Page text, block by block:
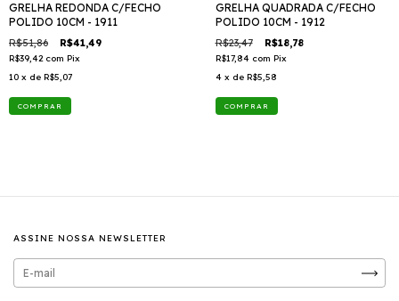
GRELHA REDONDA C/FECHO
POLIDO 10CM - 1911
R$51,86 R$41,49
R$39,42 com Pix
10 x de R$5,07
GRELHA QUADRADA C/FECHO
POLIDO 10CM - 1912
R$23,47 R$18,78
R$17,84 com Pix
4 x de R$5,58
ASSINE NOSSA NEWSLETTER